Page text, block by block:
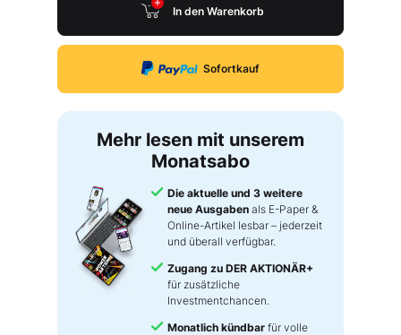
In den Warenkorb
Sofortkauf
Mehr lesen mit unserem
Monatsabo
Die aktuelle und 3 weitere
neue Ausgaben als E-Paper &
Online-Artikel lesbar – jederzeit
und überall verfügbar.
Zugang zu DER AKTIONÄR+
für zusätzliche
Investmentchancen.
Monatlich kündbar für volle